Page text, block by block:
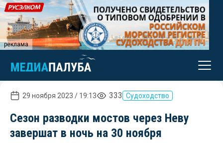
реклама
29 ноября 2023 / 19:13 333 Судоходство
Сезон разводки мостов через Неву
завершат в ночь на 30 ноября